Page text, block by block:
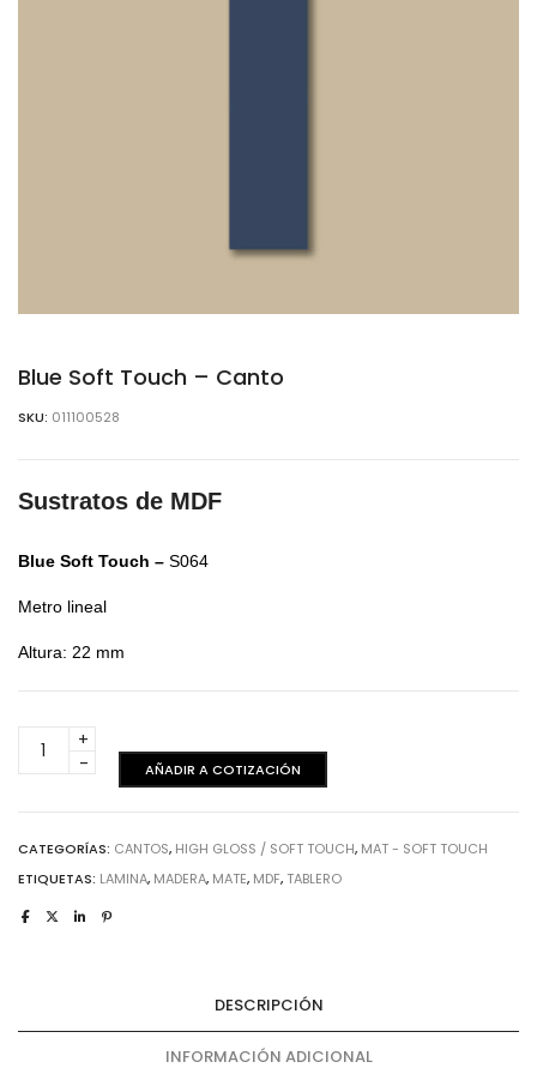
Blue Soft Touch – Canto
SKU: 011100528
Sustratos de MDF
Blue Soft Touch – S064
Metro lineal
Altura: 22 mm
Soft
AÑADIR A COTIZACIÓN
CATEGORÍAS: CANTOS, HIGH GLOSS / SOFT TOUCH, MAT - SOFT TOUCH
ETIQUETAS: LAMINA, MADERA, MATE, MDF, TABLERO
DESCRIPCIÓN
INFORMACIÓN ADICIONAL